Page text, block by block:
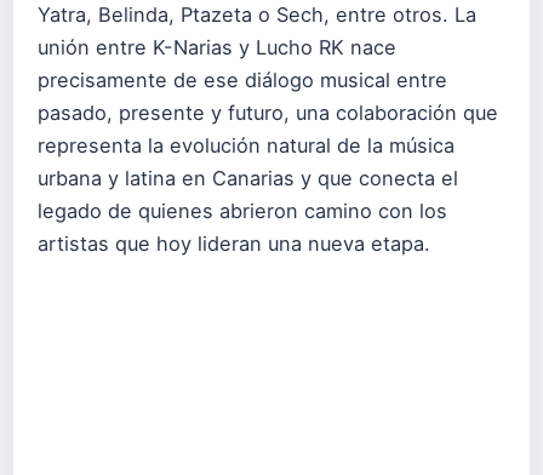
Yatra, Belinda, Ptazeta o Sech, entre otros. La
unión entre K-Narias y Lucho RK nace
precisamente de ese diálogo musical entre
pasado, presente y futuro, una colaboración que
representa la evolución natural de la música
urbana y latina en Canarias y que conecta el
legado de quienes abrieron camino con los
artistas que hoy lideran una nueva etapa.